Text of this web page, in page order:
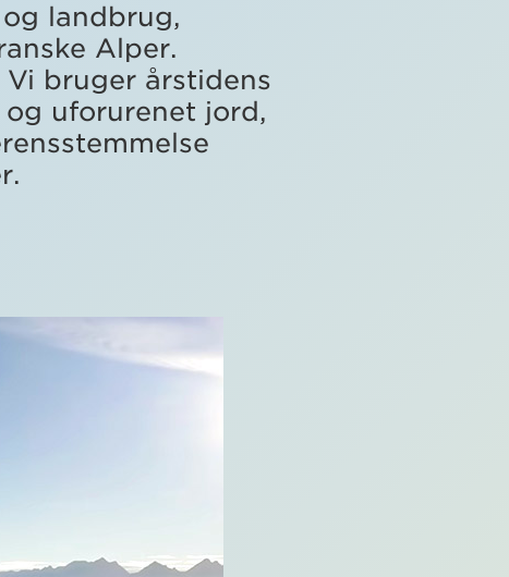
landbrug,
Alper.
bruger årstidens
uforurenet jord,